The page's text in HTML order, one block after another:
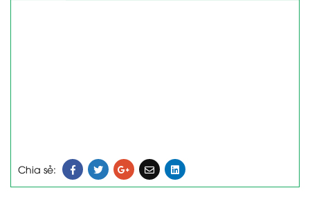
Chia sẻ: